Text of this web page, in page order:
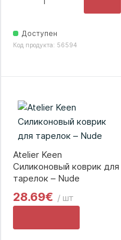
Доступен
Код продукта: 56594
Atelier Keen
Силиконовый коврик для
тарелок – Nude
28.69€ / шт